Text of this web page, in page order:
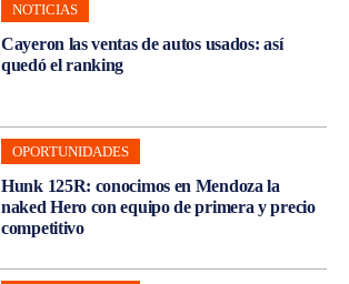
NOTICIAS
Cayeron las ventas de autos usados: así
quedó el ranking
OPORTUNIDADES
Hunk 125R: conocimos en Mendoza la
naked Hero con equipo de primera y precio
competitivo